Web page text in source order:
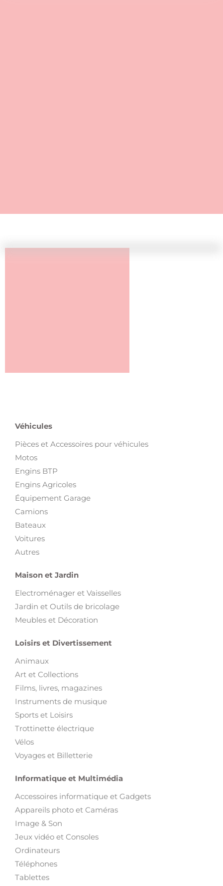
Pièces et Accessoires pour véhicules
Motos
Engins BTP
Engins Agricoles
Équipement Garage
Camions
Bateaux
Voitures
Autres
Electroménager et Vaisselles
Jardin et Outils de bricolage
Meubles et Décoration
Animaux
Art et Collections
Films, livres, magazines
Instruments de musique
Sports et Loisirs
Trottinette électrique
Vélos
Voyages et Billetterie
Informatique et Multimédia
Accessoires informatique et Gadgets
Appareils photo et Caméras
Image & Son
Jeux vidéo et Consoles
Ordinateurs
Téléphones
Tablettes
Télévision et Sat